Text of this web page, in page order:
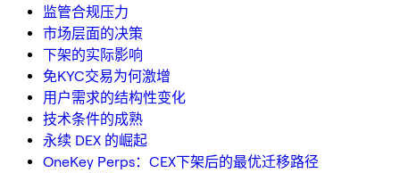
监管合规压力
市场层面的决策
下架的实际影响
免KYC交易为何激增
用户需求的结构性变化
技术条件的成熟
永续 DEX 的崛起
OneKey Perps：CEX下架后的最优迁移路径